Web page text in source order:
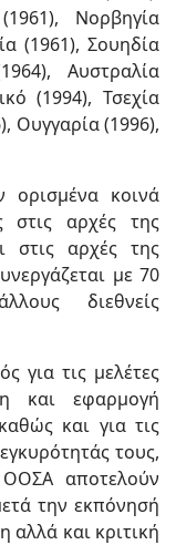
Νορβηγία
(1961), Σουηδία
Αυστραλία
(1994), Τσεχία
Ουγγαρία (1996),
κοινά
στις αρχές της
στις αρχές της
με 70
διεθνείς
για τις μελέτες
και εφαρμογή
και για τις
τους,
ΟΟΣΑ αποτελούν
την εκπόνησή
και κριτική